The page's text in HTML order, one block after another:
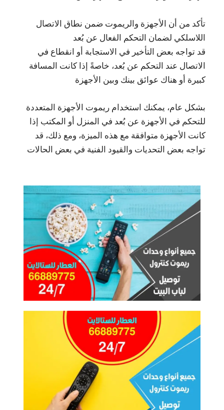
تأكد من أن الأجهزة والريموت ضمن نطاق الاتصال
اللاسلكي لضمان التحكم الفعال عن بُعد
قد تواجه بعض التأخير في الاستجابة أو انقطاع في
الاتصال عند التحكم عن بُعد، خاصةً إذا كانت المسافة
كبيرة أو هناك عوائق بينك وبين الأجهزة
بشكل عام، يمكنك استخدام ريموت الأجهزة المتعددة
للتحكم في الأجهزة عن بُعد في المنزل أو المكتب إذا
كانت الأجهزة متوافقة مع هذه الميزة، ومع ذلك، قد
تواجه بعض التحديات والقيود الفنية في بعض الحالات